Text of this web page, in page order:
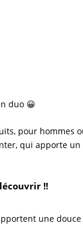
duo 😀
pour
qui apporte
!!
une